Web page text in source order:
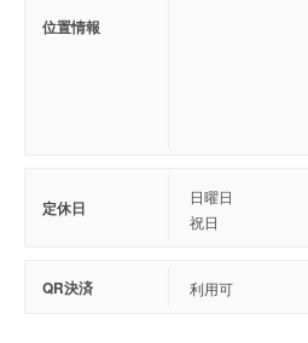
位置情報
定休日
日曜日
祝日
QR決済 利用可